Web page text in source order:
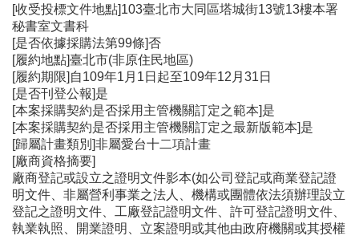
[收受投標文件地點]103臺北市大同區塔城街13號13樓本署
秘書室文書科
[是否依據採購法第99條]否
[履約地點]臺北市(非原住民地區)
[履約期限]自109年1月1日起至109年12月31日
[是否刊登公報]是
[本案採購契約是否採用主管機關訂定之範本]是
[本案採購契約是否採用主管機關訂定之最新版範本]是
[歸屬計畫類別]非屬愛台十二項計畫
[廠商資格摘要]
廠商登記或設立之證明文件影本(如公司登記或商業登記證
明文件、非屬營利事業之法人、機構或團體依法須辦理設立
登記之證明文件、工廠登記證明文件、許可登記證明文件、
執業執照、開業證明、立案證明或其他由政府機關或其授權